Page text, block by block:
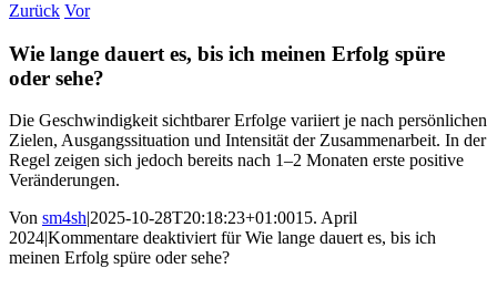
Zurück Vor
Wie lange dauert es, bis ich meinen Erfolg spüre
oder sehe?
Die Geschwindigkeit sichtbarer Erfolge variiert je nach persönlichen
Zielen, Ausgangssituation und Intensität der Zusammenarbeit. In der
Regel zeigen sich jedoch bereits nach 1–2 Monaten erste positive
Veränderungen.
Von sm4sh|2025-10-28T20:18:23+01:0015. April
2024|Kommentare deaktiviertfür Wie lange dauert es, bis ich
meinen Erfolg spüre oder sehe?